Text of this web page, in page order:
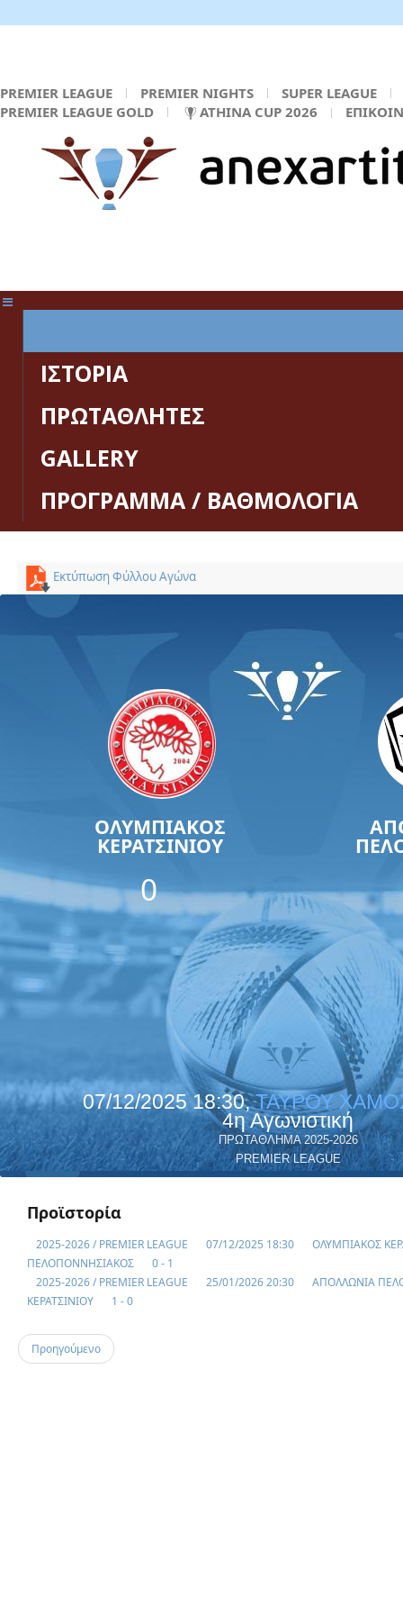
PREMIER LEAGUE PREMIER NIGHTS
SUPER LEAGUE
PREMIER LEAGUE GOLD
ATHINA CUP 2026
ΙΣΤΟΡΙΑ
ΠΡΩΤΑΘΛΗΤΕΣ
GALLERY
ΠΡΟΓΡΑΜΜΑ / ΒΑΘΜΟΛΟΓΙΑ
Εκτύπωση Φύλλου Αγώνα
ΟΛΥΜΠΙΑΚΟΣ
ΚΕΡΑΤΣΙΝΙΟΥ
0
07/12/2025 18:30,ΤΑΥΡΟΥ
4η Αγωνιστική
ΠΡΩΤΑΘΛΗΜΑ 2025-2026
PREMIER LEAGUE
Προϊστορία
2025-2026 / PREMIER LEAGUE 07/12/2025 18:30
ΟΛΥΜΠΙΑΚΟΣ
ΠΕΛΟΠΟΝΝΗΣΙΑΚΟΣ
0 - 1
2025-2026 / PREMIER LEAGUE
25/01/2026 20:30
ΑΠΟΛΛΩΝΙΑ
ΚΕΡΑΤΣΙΝΙΟΥ
1 - 0
Προηγούμενο